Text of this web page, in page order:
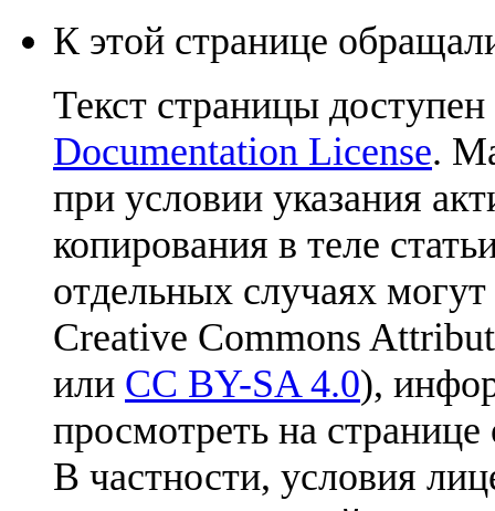
К этой странице
Текст страницы
Documentation License.
при условии указания
копирования в теле
отдельных случаях
Creative Commons
или CC BY-SA 4.0),
просмотреть на
В частности, условия